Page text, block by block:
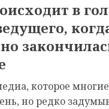
в
которое
но редко